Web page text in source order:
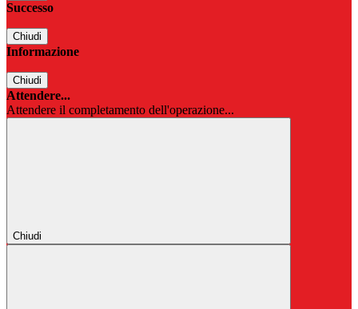
Successo
Chiudi
Informazione
Chiudi
Attendere...
Attendere il completamento dell'operazione...
Chiudi